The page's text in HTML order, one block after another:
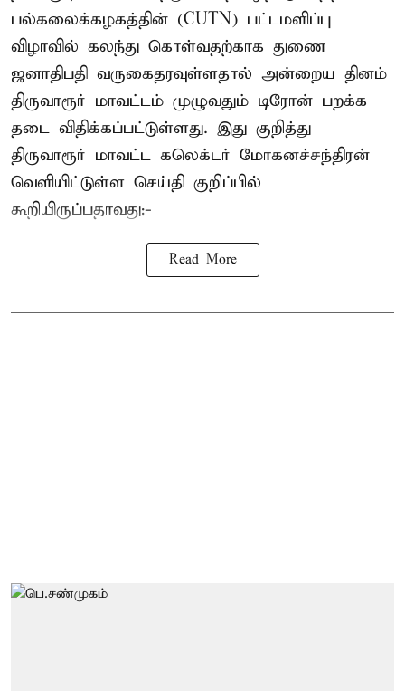
பல்கலைக்கழகத்தின் (CUTN) பட்டமளிப்பு
விழாவில் கலந்து கொள்வதற்காக துணை
ஜனாதிபதி வருகைதரவுள்ளதால் அன்றைய தினம்
திருவாரூர் மாவட்டம் முழுவதும் டிரோன் பறக்க
தடை விதிக்கப்பட்டுள்ளது. இது குறித்து
திருவாரூர் மாவட்ட கலெக்டர் மோகனச்சந்திரன்
வெளியிட்டுள்ள செய்தி குறிப்பில்
கூறியிருப்பதாவது:-
Read More